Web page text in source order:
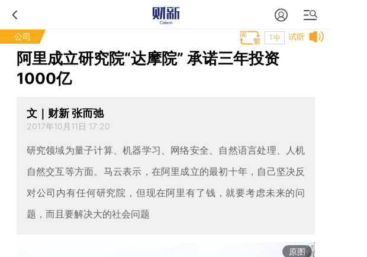
公司 试听
T中
阿里成立研究院“达摩院” 承诺三年投资
1000亿
文｜财新 张而弛
2017年10月11日 17:20
研究领域为量子计算、机器学习、网络安全、自然语言处理、人机
自然交互等方面。马云表示，在阿里成立的最初十年，自己坚决反
对公司内有任何研究院，但现在阿里有了钱，就要考虑未来的问
题，而且要解决大的社会问题
原图